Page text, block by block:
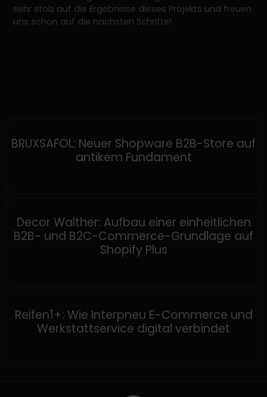
sehr stolz auf die Ergebnisse dieses Projekts und freuen
uns schon auf die nächsten Schritte!
BRUXSAFOL: Neuer Shopware B2B-Store auf
antikem Fundament
Decor Walther: Aufbau einer einheitlichen
B2B- und B2C-Commerce-Grundlage auf
Shopify Plus
Reifen1+: Wie Interpneu E-Commerce und
Werkstattservice digital verbindet